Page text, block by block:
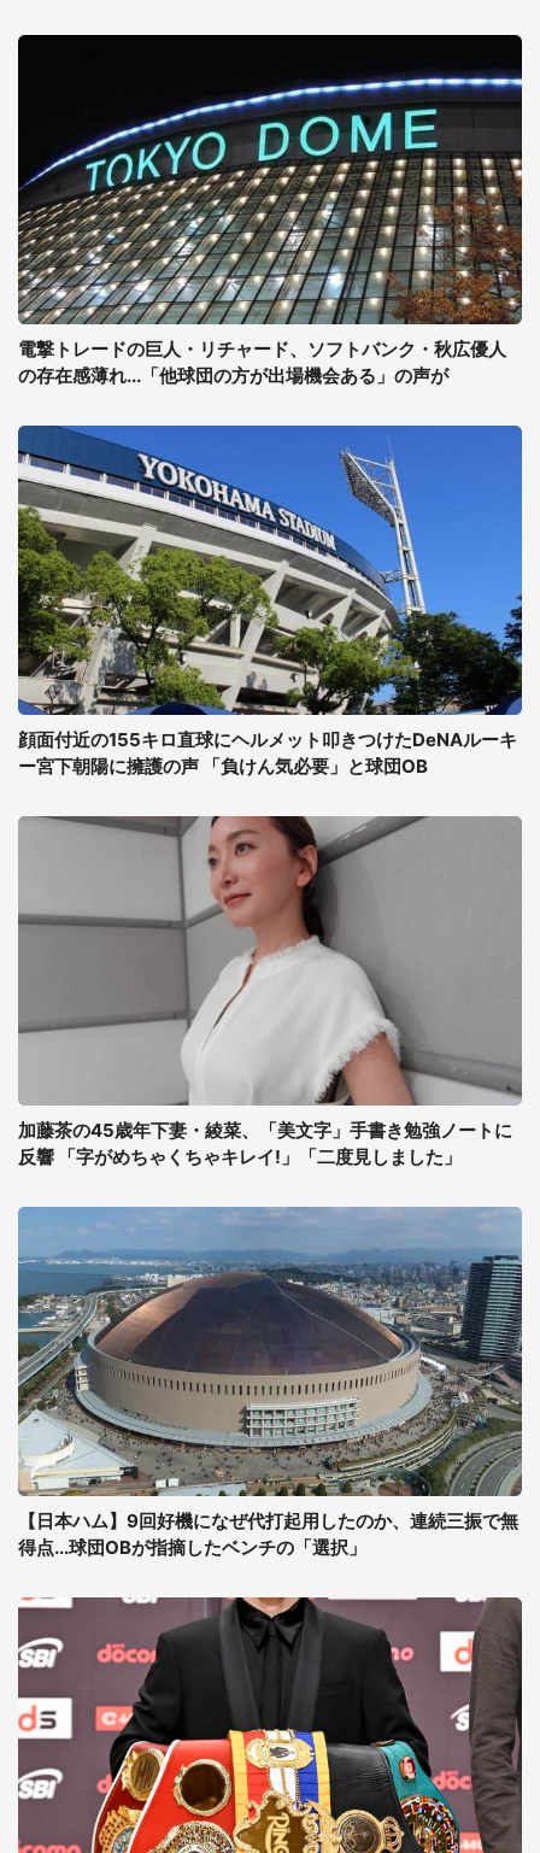
電撃トレードの巨人・リチャード、ソフトバンク・秋広優人
の存在感薄れ...「他球団の方が出場機会ある」の声が
顔面付近の155キロ直球にヘルメット叩きつけたDeNAルーキ
ー宮下朝陽に擁護の声 「負けん気必要」と球団OB
加藤茶の45歳年下妻・綾菜、「美文字」手書き勉強ノートに
反響 「字がめちゃくちゃキレイ!」「二度見しました」
【日本ハム】9回好機になぜ代打起用したのか、連続三振で無
得点...球団OBが指摘したベンチの「選択」